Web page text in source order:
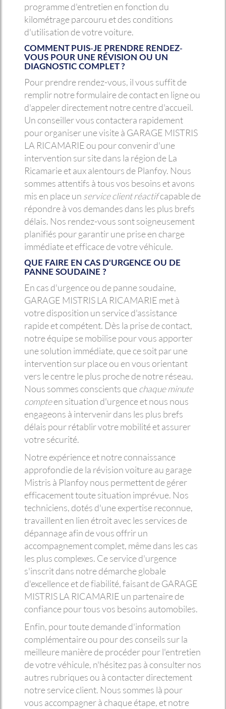
programme d'entretien en fonction du
kilométrage parcouru et des conditions
d'utilisation de votre voiture.
COMMENT PUIS-JE PRENDRE RENDEZ-
VOUS POUR UNE RÉVISION OU UN
DIAGNOSTIC COMPLET ?
Pour prendre rendez-vous, il vous suffit de
remplir notre formulaire de contact en ligne ou
d'appeler directement notre centre d'accueil.
Un conseiller vous contactera rapidement
pour organiser une visite à GARAGE MISTRIS
LA RICAMARIE ou pour convenir d'une
intervention sur site dans la région de La
Ricamarie et aux alentours de Planfoy. Nous
sommes attentifs à tous vos besoins et avons
mis en place un service client réactifcapable de
répondre à vos demandes dans les plus brefs
délais. Nos rendez-vous sont soigneusement
planifiés pour garantir une prise en charge
immédiate et efficace de votre véhicule.
QUE FAIRE EN CAS D'URGENCE OU DE
PANNE SOUDAINE ?
En cas d'urgence ou de panne soudaine,
GARAGE MISTRIS LA RICAMARIE met à
votre disposition un service d'assistance
rapide et compétent. Dès la prise de contact,
notre équipe se mobilise pour vous apporter
une solution immédiate, que ce soit par une
intervention sur place ou en vous orientant
vers le centre le plus proche de notre réseau.
Nous sommes conscients quechaque minute
compteen situation d'urgence et nous nous
engageons à intervenir dans les plus brefs
délais pour rétablir votre mobilité et assurer
votre sécurité.
Notre expérience et notre connaissance
approfondie de la révision voiture au garage
Mistris à Planfoy nous permettent de gérer
efficacement toute situation imprévue. Nos
techniciens, dotés d'une expertise reconnue,
travaillent en lien étroit avec les services de
dépannage afin de vous offrir un
accompagnement complet, même dans les cas
les plus complexes. Ce service d'urgence
s'inscrit dans notre démarche globale
d'excellence et de fiabilité, faisant de GARAGE
MISTRIS LA RICAMARIE un partenaire de
confiance pour tous vos besoins automobiles.
Enfin, pour toute demande d'information
complémentaire ou pour des conseils sur la
meilleure manière de procéder pour l'entretien
de votre véhicule, n'hésitez pas à consulter nos
autres rubriques ou à contacter directement
notre service client. Nous sommes là pour
vous accompagner à chaque étape, et notre